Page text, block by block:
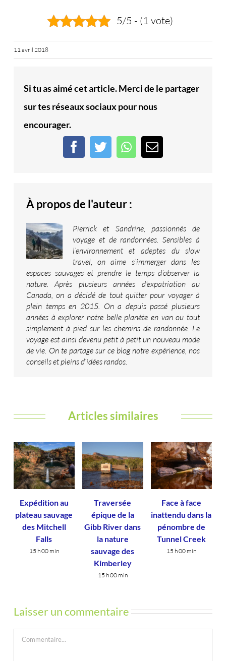
5/5 - (1 vote)
11 avril 2018
Si tu as aimé cet article. Merci de le partager
sur tes réseaux sociaux pour nous
encourager.
Facebook
TwitterWhatsApp
Email
À propos de l'auteur :
Pierrick et Sandrine, passionnés de
voyage et de randonnées. Sensibles à
l’environnement et adeptes du slow
travel, on aime s’immerger dans les
espaces sauvages et prendre le temps d’observer la
nature. Après plusieurs années d'expatriation au
Canada, on a décidé de tout quitter pour voyager à
plein temps en 2015. On a depuis passé plusieurs
années à explorer notre belle planète en van ou tout
simplement à pied sur les chemins de randonnée. Le
voyage est ainsi devenu petit à petit un nouveau mode
de vie. On te partage sur ce blog notre expérience, nos
conseils et pleins d’idées randos.
Articles similaires
Expédition au
plateau sauvage
des Mitchell
Falls
15 h 00 min
Traversée
épique de la
Gibb River dans
la nature
sauvage des
Kimberley
15 h 00 min
Face à face
inattendu dans la
pénombre de
Tunnel Creek
15 h 00 min
Laisser un commentaire
Commentaire